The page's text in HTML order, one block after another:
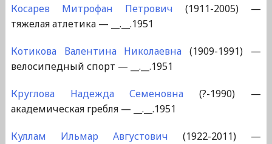
Косарев Митрофан Петрович (1911-2005) —
тяжелая атлетика — __.__.1951
Котикова Валентина Николаевна (1909-1991) —
велосипедный спорт — __.__.1951
Круглова Надежда Семеновна (?-1990) —
академическая гребля — __.__.1951
Куллам Ильмар Августович (1922-2011) —